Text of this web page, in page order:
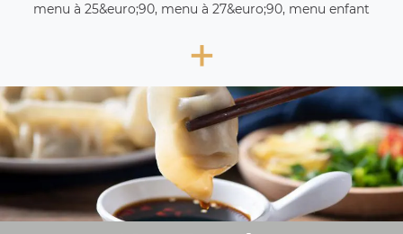
menu à 25&euro;90, menu à 27&euro;90, menu enfant
+